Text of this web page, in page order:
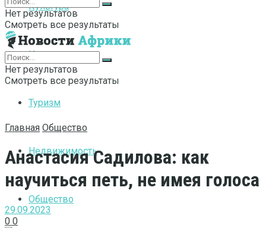
Культура
Интернет
Туризм
Недвижимость
Общество
Нет результатов
Смотреть все результаты
Нет результатов
Смотреть все результаты
Главная Общество
Анастасия Садилова: как
научиться петь, не имея голоса
29.09.2023
0 0